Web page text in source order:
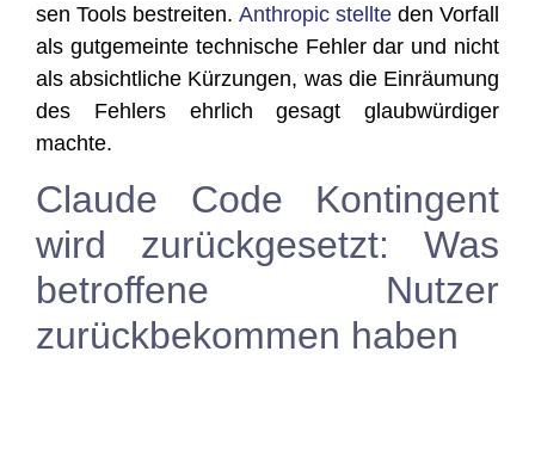
sen Tools bestrei­ten. Anthro­pic stell­teden Vor­fall
als gut­ge­mein­te tech­ni­sche Feh­ler dar und nicht
als absicht­li­che Kür­zun­gen, was die Ein­räu­mung
des Feh­lers ehr­lich gesagt glaub­wür­di­ger
machte.
Claude Code Kontingent
wird zurückgesetzt: Was
betroffene Nutzer
zurückbekommen haben